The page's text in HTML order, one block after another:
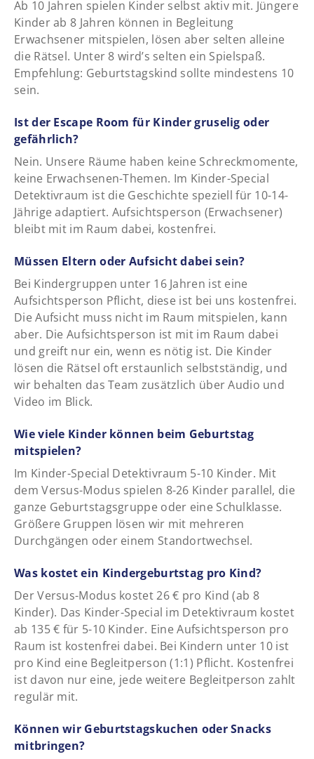
Ab 10 Jahren spielen Kinder selbst aktiv mit. Jüngere
Kinder ab 8 Jahren können in Begleitung
Erwachsener mitspielen, lösen aber selten alleine
die Rätsel. Unter 8 wird’s selten ein Spielspaß.
Empfehlung: Geburtstagskind sollte mindestens 10
sein.
Ist der Escape Room für Kinder gruselig oder
gefährlich?
Nein. Unsere Räume haben keine Schreckmomente,
keine Erwachsenen-Themen. Im Kinder-Special
Detektivraum ist die Geschichte speziell für 10-14-
Jährige adaptiert. Aufsichtsperson (Erwachsener)
bleibt mit im Raum dabei, kostenfrei.
Müssen Eltern oder Aufsicht dabei sein?
Bei Kindergruppen unter 16 Jahren ist eine
Aufsichtsperson Pflicht, diese ist bei uns kostenfrei.
Die Aufsicht muss nicht im Raum mitspielen, kann
aber. Die Aufsichtsperson ist mit im Raum dabei
und greift nur ein, wenn es nötig ist. Die Kinder
lösen die Rätsel oft erstaunlich selbstständig, und
wir behalten das Team zusätzlich über Audio und
Video im Blick.
Wie viele Kinder können beim Geburtstag
mitspielen?
Im Kinder-Special Detektivraum 5-10 Kinder. Mit
dem Versus-Modus spielen 8-26 Kinder parallel, die
ganze Geburtstagsgruppe oder eine Schulklasse.
Größere Gruppen lösen wir mit mehreren
Durchgängen oder einem Standortwechsel.
Was kostet ein Kindergeburtstag pro Kind?
Der Versus-Modus kostet 26 € pro Kind (ab 8
Kinder). Das Kinder-Special im Detektivraum kostet
ab 135 € für 5-10 Kinder. Eine Aufsichtsperson pro
Raum ist kostenfrei dabei. Bei Kindern unter 10 ist
pro Kind eine Begleitperson (1:1) Pflicht. Kostenfrei
ist davon nur eine, jede weitere Begleitperson zahlt
regulär mit.
Können wir Geburtstagskuchen oder Snacks
mitbringen?